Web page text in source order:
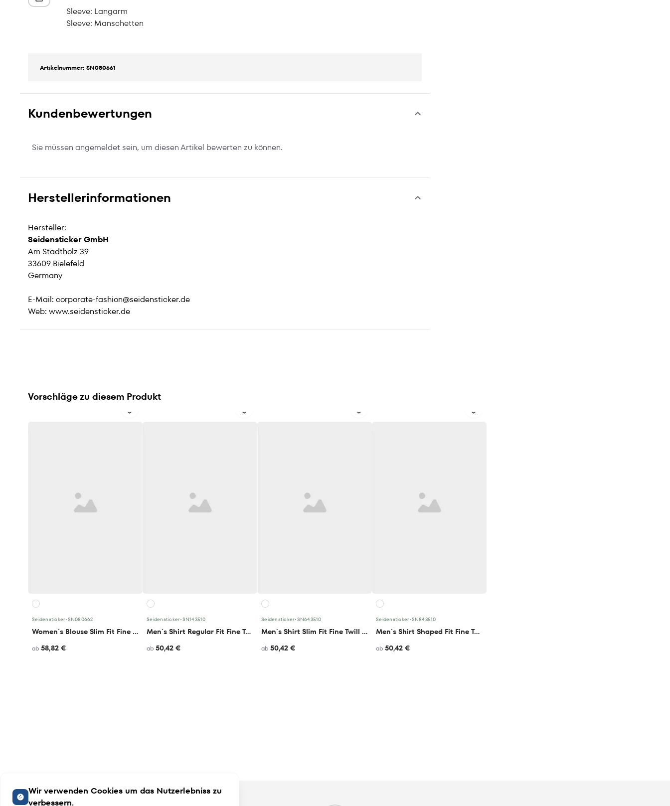
Sleeve: Langarm
Sleeve: Manschetten
Artikelnummer: SN080661
Kundenbewertungen
Sie müssen angemeldet sein, um diesen Artikel bewerten zu können.
Herstellerinformationen
Hersteller:
Seidensticker GmbH
Am Stadtholz 39
33609 Bielefeld
Germany
E-Mail: corporate-fashion@seidensticker.de
Web: www.seidensticker.de
Vorschläge zu diesem Produkt
Seidensticker•SN080662
Women´s Blouse Slim Fit Fine Twill Longsleeve
ab 58,82 €
Seidensticker•SN143510
Men´s Shirt Regular Fit Fine Twill Longsleeve
ab 50,42 €
Seidensticker•SN643510
Men´s Shirt Slim Fit Fine Twill Longsleeve
ab 50,42 €
Seidensticker•SN843510
Men´s Shirt Shaped Fit Fine Twill Longsleeve
ab 50,42 €
Wir verwenden Cookies um das Nutzerlebniss zu
verbessern.